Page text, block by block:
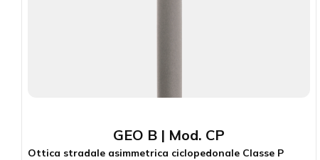
GEO B | Mod. CP
Ottica stradale asimmetrica ciclopedonale Classe P (tipo